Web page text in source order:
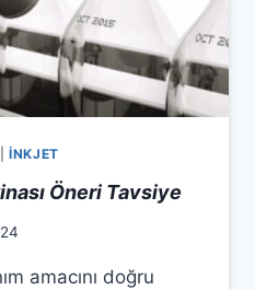
|İNKJET
Öneri Tavsiye
amacını doğru